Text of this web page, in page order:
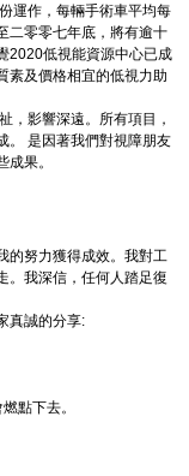
運作，每輛手術車平均每
二零零七年底，將有逾十
2020低視能資源中心已成
素及價格相宜的低視力助
，影響深遠。所有項目，
。 是因著我們對視障朋友
果。
的努力獲得成效。我對工
。我深信，任何人踏足復
真誠的分享:
點下去。